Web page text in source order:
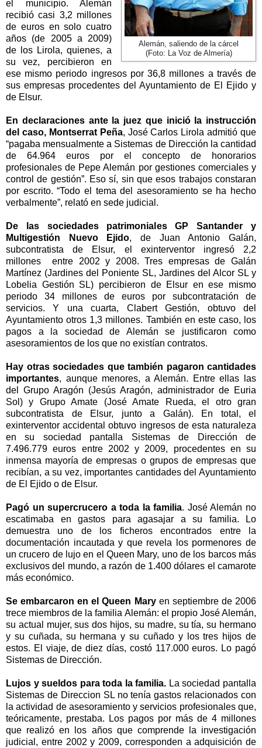
Alemán, saliendo de la cárcel
(Foto: La Voz de Almería)
el municipio. Alemán
recibió casi 3,2 millones
de euros en solo cuatro
años (de 2005 a 2009)
de los Lirola, quienes, a
su vez, percibieron en
ese mismo periodo ingresos por 36,8 millones a través de
sus empresas procedentes del Ayuntamiento de El Ejido y
de Elsur.
En declaraciones ante la juez que inició la instrucción
del caso, Montserrat Peña, José Carlos Lirola admitió que
“pagaba mensualmente a Sistemas de Dirección la cantidad
de 64.964 euros por el concepto de honorarios
profesionales de Pepe Alemán por gestiones comerciales y
control de gestión”. Eso sí, sin que esos trabajos constaran
por escrito. “Todo el tema del asesoramiento se ha hecho
verbalmente”, relató en sede judicial.
De las sociedades patrimoniales GP Santander y
Multigestión Nuevo Ejido, de Juan Antonio Galán,
subcontratista de Elsur, el exinterventor ingresó 2,2
millones entre 2002 y 2008. Tres empresas de Galán
Martínez (Jardines del Poniente SL, Jardines del Alcor SL y
Lobelia Gestión SL) percibieron de Elsur en ese mismo
periodo 34 millones de euros por subcontratación de
servicios. Y una cuarta, Clabert Gestión, obtuvo del
Ayuntamiento otros 1,3 millones. También en este caso, los
pagos a la sociedad de Alemán se justificaron como
asesoramientos de los que no existían contratos.
Hay otras sociedades que también pagaron cantidades
importantes, aunque menores, a Alemán. Entre ellas las
del Grupo Aragón (Jesús Aragón, administrador de Euria
Sol) y Grupo Amate (José Amate Rueda, el otro gran
subcontratista de Elsur, junto a Galán). En total, el
exinterventor accidental obtuvo ingresos de esta naturaleza
en su sociedad pantalla Sistemas de Dirección de
7.496.779 euros entre 2002 y 2009, procedentes en su
inmensa mayoría de empresas o grupos de empresas que
recibían, a su vez, importantes cantidades del Ayuntamiento
de El Ejido o de Elsur.
Pagó un supercrucero a toda la familia. José Alemán no
escatimaba en gastos para agasajar a su familia. Lo
demuestra uno de los ficheros encontrados entre la
documentación incautada y que revela los pormenores de
un crucero de lujo en el Queen Mary, uno de los barcos más
exclusivos del mundo, a razón de 1.400 dólares el camarote
más económico.
Se embarcaron en el Queen Maryen septiembre de 2006
trece miembros de la familia Alemán: el propio José Alemán,
su actual mujer, sus dos hĳos, su madre, su tía, su hermano
y su cuñada, su hermana y su cuñado y los tres hĳos de
estos. El viaje, de diez días, costó 117.000 euros. Lo pagó
Sistemas de Dirección.
Lujos y sueldos para toda la familia. La sociedad pantalla
Sistemas de Direccion SL no tenía gastos relacionados con
la actividad de asesoramiento y servicios profesionales que,
teóricamente, prestaba. Los pagos por más de 4 millones
que realizó en los años que comprende la investigación
judicial, entre 2002 y 2009, corresponden a adquisición de